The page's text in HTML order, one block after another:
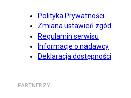
Polityka Prywatności
Zmiana ustawień zgód
Regulamin serwisu
Informacje o nadawcy
Deklaracja dostępności
PARTNERZY